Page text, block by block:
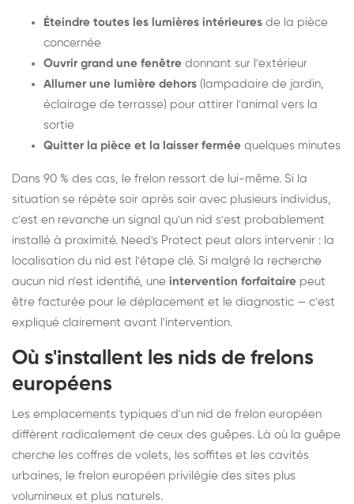
Éteindre toutes les lumières intérieures de la pièce
concernée
Ouvrir grand une fenêtre donnant sur l'extérieur
Allumer une lumière dehors (lampadaire de jardin,
éclairage de terrasse) pour attirer l'animal vers la
sortie
Quitter la pièce et la laisser fermée quelques minutes
Dans 90 % des cas, le frelon ressort de lui-même. Si la
situation se répète soir après soir avec plusieurs individus,
c'est en revanche un signal qu'un nid s'est probablement
installé à proximité. Need's Protect peut alors intervenir : la
localisation du nid est l'étape clé. Si malgré la recherche
aucun nid n'est identifié, une intervention forfaitaire peut
être facturée pour le déplacement et le diagnostic — c'est
expliqué clairement avant l'intervention.
Où s'installent les nids de frelons
européens
Les emplacements typiques d'un nid de frelon européen
diffèrent radicalement de ceux des guêpes. Là où la guêpe
cherche les coffres de volets, les soffites et les cavités
urbaines, le frelon européen privilégie des sites plus
volumineux et plus naturels.